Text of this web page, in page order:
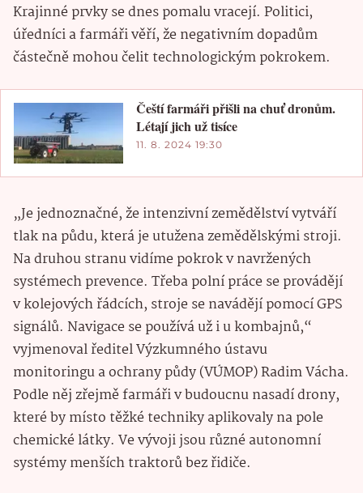
Krajinné prvky se dnes pomalu vracejí. Politici,
úředníci a farmáři věří, že negativním dopadům
částečně mohou čelit technologickým pokrokem.
Čeští farmáři přišli na chuť dronům.
Létají jich už tisíce
11. 8. 2024 19:30
„Je jednoznačné, že intenzivní zemědělství vytváří
tlak na půdu, která je utužena zemědělskými stroji.
Na druhou stranu vidíme pokrok v navržených
systémech prevence. Třeba polní práce se provádějí
v kolejových řádcích, stroje se navádějí pomocí GPS
signálů. Navigace se používá už i u kombajnů,“
vyjmenoval ředitel Výzkumného ústavu
monitoringu a ochrany půdy (VÚMOP) Radim Vácha.
Podle něj zřejmě farmáři v budoucnu nasadí drony,
které by místo těžké techniky aplikovaly na pole
chemické látky. Ve vývoji jsou různé autonomní
systémy menších traktorů bez řidiče.